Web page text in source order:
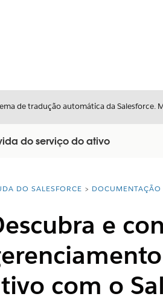
de tradução automática da Salesforce.
do serviço do ativo
está aqui:
DO SALESFORCE DOCUMENTAÇÃO
e
com o